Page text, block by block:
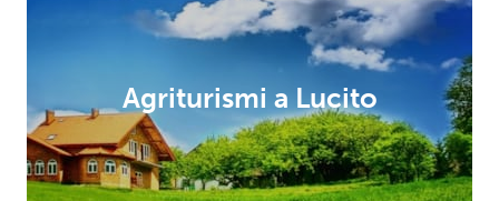
Agriturismi a Lucito